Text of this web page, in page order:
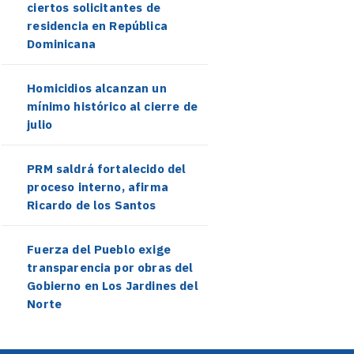
ciertos solicitantes de
residencia en República
Dominicana
Homicidios alcanzan un
mínimo histórico al cierre de
julio
PRM saldrá fortalecido del
proceso interno, afirma
Ricardo de los Santos
Fuerza del Pueblo exige
transparencia por obras del
Gobierno en Los Jardines del
Norte